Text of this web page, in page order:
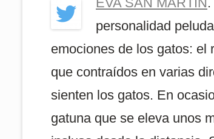
personalidad
emociones de los gatos: el
que contraídos en varias
sienten los gatos. En
gatuna que se eleva unos